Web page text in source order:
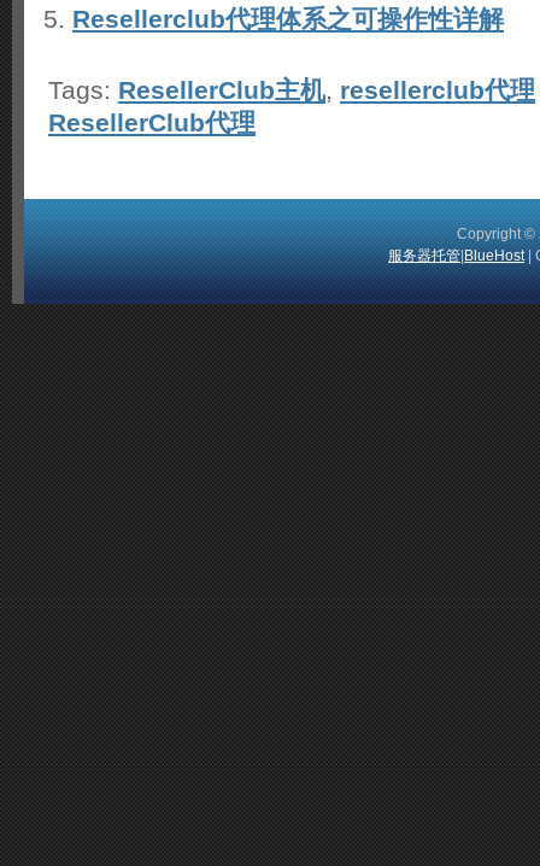
Resellerclub代理体系之可操作性详解
Tags: ResellerClub主机, resellerclub代理
ResellerClub代理
Copyright ©
服务器托管| BlueHost|